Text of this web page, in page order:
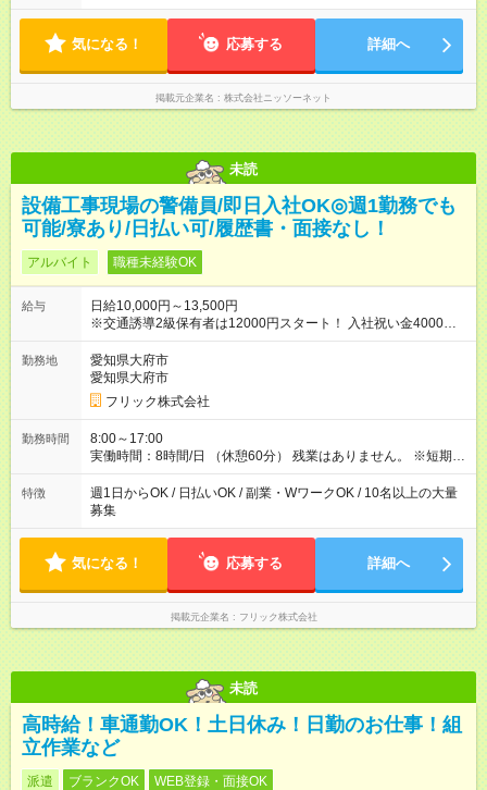
気になる！ 応募する 詳細へ
掲載元企業名 株式会社ニッソーネット
未読
設備工事現場の警備員/即日入社OK◎週1勤務でも
可能/寮あり/日払い可/履歴書・面接なし！
アルバイト 職種未経験OK
給与
日給10,000円～13,500円
※交通誘導2級保有者は12000円スタート！ 入社祝い金4000円
【試用期間】試用期間なし
勤務地
愛知県大府市
愛知県大府市
フリック株式会社
勤務時間
8:00～17:00
実働時間：8時間/日 （休憩60分） 残業はありません。 ※短期の
募集は行っておりません。予めご了承くださいませ。
特徴
週1日からOK / 日払いOK / 副業・WワークOK / 10名以上の大量
募集
気になる！ 応募する 詳細へ
掲載元企業名 フリック株式会社
未読
高時給！車通勤OK！土日休み！日勤のお仕事！組
立作業など
派遣 ブランクOK WEB登録・面接OK